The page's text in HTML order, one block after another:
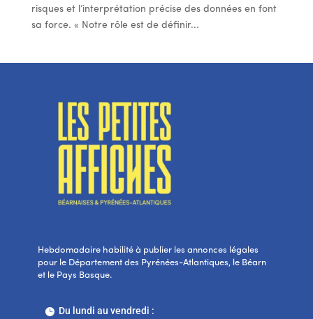
risques et l’interprétation précise des données en font
sa force. « Notre rôle est de définir...
Hebdomadaire habilité à publier les annonces légales
pour le Département des Pyrénées-Atlantiques, le Béarn
et le Pays Basque.
Du lundi au vendredi :